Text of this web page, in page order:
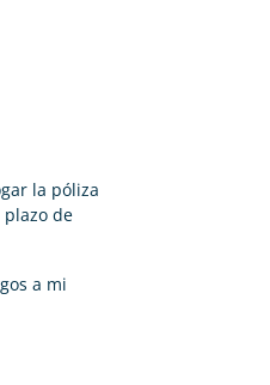
la póliza
de
a mi